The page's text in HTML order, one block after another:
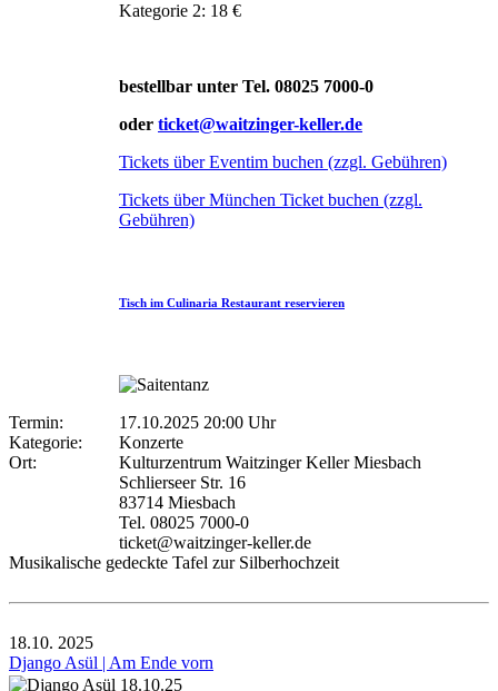
Kategorie 2: 18 €
bestellbar unter Tel. 08025 7000-0
oder ticket@waitzinger-keller.de
Tickets über Eventim buchen (zzgl. Gebühren)
Tickets über München Ticket buchen (zzgl.
Gebühren)
Tisch im Culinaria Restaurant reservieren
Termin:
17.10.2025 20:00 Uhr
Kategorie:
Konzerte
Ort:
Kulturzentrum Waitzinger Keller Miesbach
Schlierseer Str. 16
83714 Miesbach
Tel. 08025 7000-0
ticket@waitzinger-keller.de
Musikalische gedeckte Tafel zur Silberhochzeit
18.10. 2025
Django Asül | Am Ende vorn